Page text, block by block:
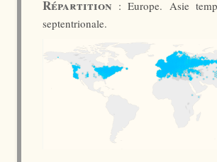
Répartition : Europe. Asie
septentrionale.